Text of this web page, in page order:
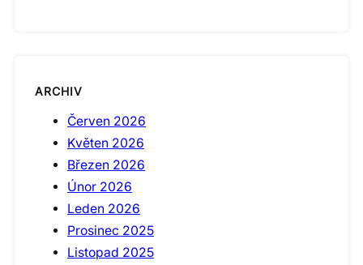
ARCHIV
Červen 2026
Květen 2026
Březen 2026
Únor 2026
Leden 2026
Prosinec 2025
Listopad 2025